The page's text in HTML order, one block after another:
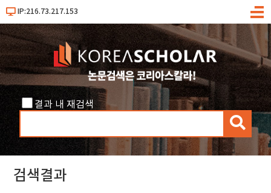
IP:216.73.217.153
메
결과 내 재검색
검
색
검색결과